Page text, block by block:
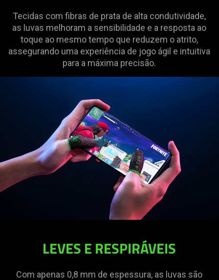
Tecidas com fibras de prata de alta condutividade,
as luvas melhoram a sensibilidade e a resposta ao
toque ao mesmo tempo que reduzem o atrito,
assegurando uma experiência de jogo ágil e intuitiva
para a máxima precisão.
LEVES E RESPIRÁVEIS
Com apenas 0,8 mm de espessura, as luvas são